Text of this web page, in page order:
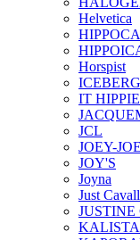
Helvetica
Horspist
ICEBERG
IT HIPPIE
JCL
JOEY-JOE
JOY'S
Joyna
Just
JUSTINE
KALISTA